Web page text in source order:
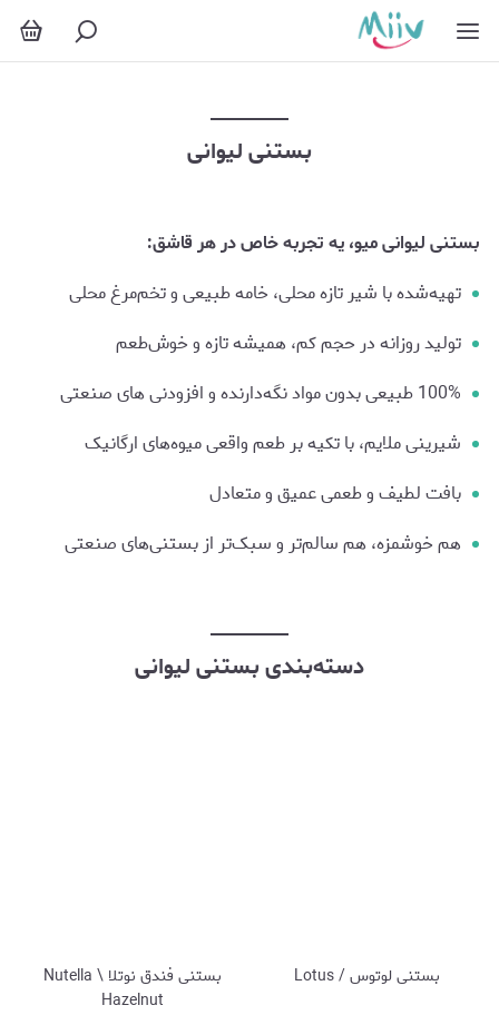
بستنی لیوانی
بستنی لیوانی میو، یه تجربه خاص در هر قاشق:
تهیه‌شده با شیر تازه محلی، خامه طبیعی و تخم‌مرغ محلی
تولید روزانه در حجم کم، همیشه تازه و خوش‌طعم
100% طبیعی بدون مواد نگه‌دارنده و افزودنی های صنعتی
شیرینی ملایم، با تکیه بر طعم واقعی میوه‌های ارگانیک
بافت لطیف و طعمی عمیق و متعادل
هم خوشمزه، هم سالم‌تر و سبک‌تر از بستنی‌های صنعتی
دسته‌بندی بستنی لیوانی
بستنی لوتوس / Lotus
بستنی فندق نوتلا \ Nutella
Hazelnut